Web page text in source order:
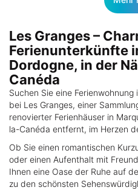
Les Granges –
Ferienunterkünfte
Dordogne, in der
Canéda
Suchen Sie eine
bei Les Granges, einer
renovierter Ferienhäuser in
la-Canéda entfernt, im Herzen
Ob Sie einen romantischen
oder einen Aufenthalt mit
Ihnen eine Oase der Ruhe auf
zu den schönsten